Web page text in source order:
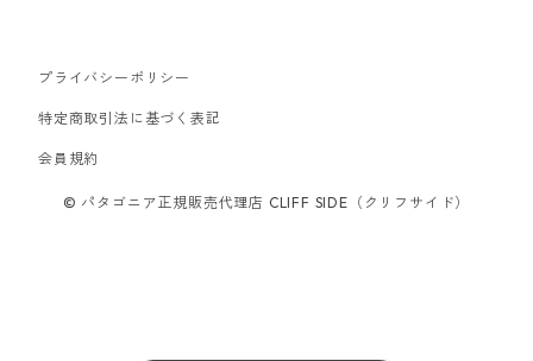
スウェットシャツ・フーディ
ボードショーツ
プライバシーポリシー
特定商取引法に基づく表記
会員規約
© パタゴニア正規販売代理店 CLIFF SIDE（クリフサイド）